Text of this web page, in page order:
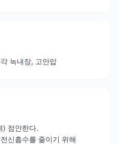
녹내장, 고안압
) 점안한다.
신흡수를 줄이기 위해